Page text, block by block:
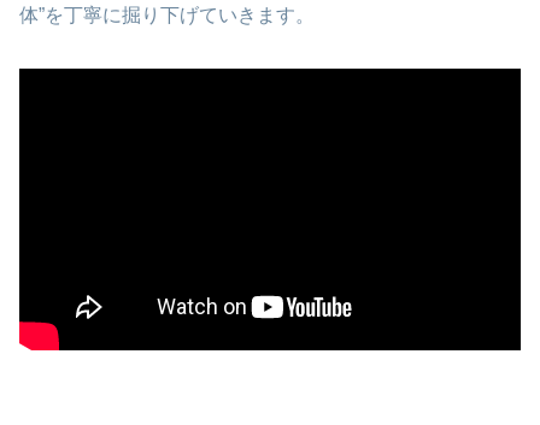
体”を丁寧に掘り下げていきます。